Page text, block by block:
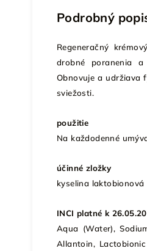
Podrobný
Regeneračný
drobné poranenia
Obnovuje a udržiava
sviežosti.
použitie
Na každodenné
účinné zložky
kyselina laktobionová
INCI platné k
Aqua (Water),
Allantoin,